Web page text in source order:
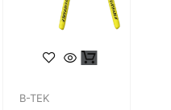
B-TEK